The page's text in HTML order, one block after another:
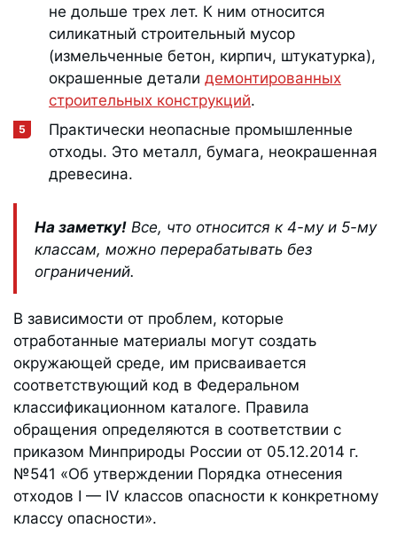
не дольше трех лет. К ним относится
силикатный строительный мусор
(измельченные бетон, кирпич, штукатурка),
окрашенные детали демонтированных
строительных конструкций.
Практически неопасные промышленные
отходы. Это металл, бумага, неокрашенная
древесина.
На заметку! Все, что относится к 4-му и 5-му
классам, можно перерабатывать без
ограничений.
В зависимости от проблем, которые
отработанные материалы могут создать
окружающей среде, им присваивается
соответствующий код в Федеральном
классификационном каталоге. Правила
обращения определяются в соответствии с
приказом Минприроды России от 05.12.2014 г.
№541 «Об утверждении Порядка отнесения
отходов I — IV классов опасности к конкретному
классу опасности».